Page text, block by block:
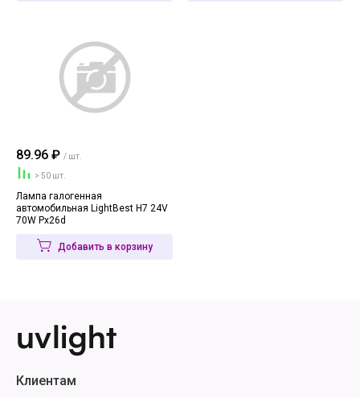
89.96 ₽ / шт.
> 50 шт.
Лампа галогенная
автомобильная LightBest H7 24V
70W Px26d
Добавить в корзину
Клиентам